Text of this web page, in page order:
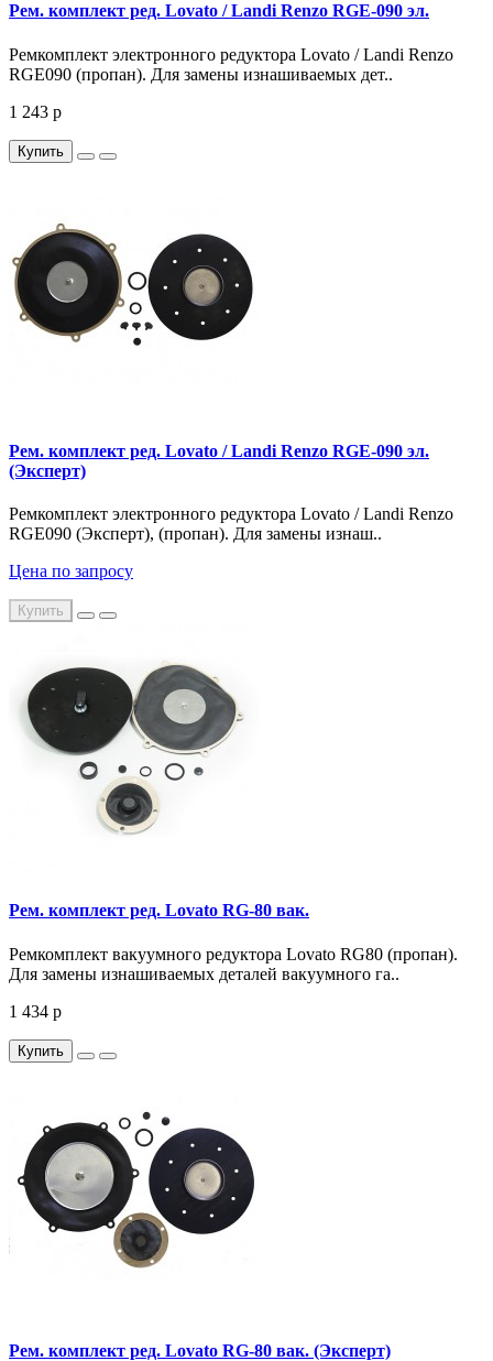
Рем. комплект ред. Lovato / Landi Renzo RGE-090 эл.
Ремкомплект электронного редуктора Lovato / Landi Renzo
RGE090 (пропан). Для замены изнашиваемых дет..
1 243 р
Купить
Рем. комплект ред. Lovato / Landi Renzo RGE-090 эл.
(Эксперт)
Ремкомплект электронного редуктора Lovato / Landi Renzo
RGE090 (Эксперт), (пропан). Для замены изнаш..
Цена по запросу
Купить
Рем. комплект ред. Lovato RG-80 вак.
Ремкомплект вакуумного редуктора Lovato RG80 (пропан).
Для замены изнашиваемых деталей вакуумного га..
1 434 р
Купить
Рем. комплект ред. Lovato RG-80 вак. (Эксперт)